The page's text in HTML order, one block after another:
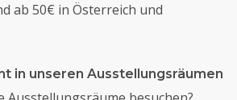
ab 50€ in Österreich und
in unseren Ausstellungsräumen